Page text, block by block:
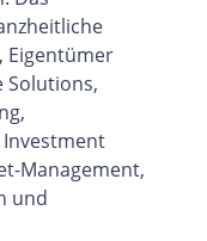
Eigentümer
Solutions,
Management,
und